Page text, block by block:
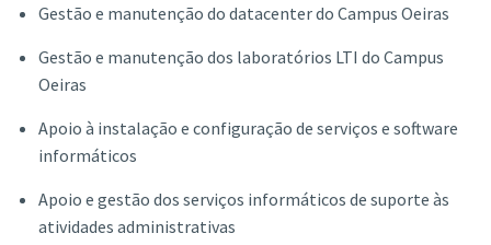
Gestão e manutenção do datacenter do Campus Oeiras
Gestão e manutenção dos laboratórios LTI do Campus
Oeiras
Apoio à instalação e configuração de serviços e software
informáticos
Apoio e gestão dos serviços informáticos de suporte às
atividades administrativas